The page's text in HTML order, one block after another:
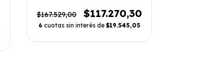
$167.529,00 $117.270,30
6 cuotas sin interés de $19.545,05